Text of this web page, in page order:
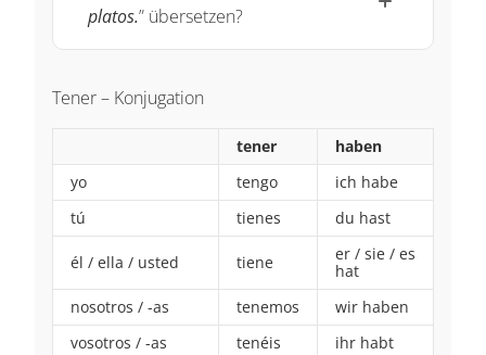
platos.” übersetzen?
Tener – Konjugation
tener
haben
yo
tengo
ich habe
tú
tienes du hast
él / ella / usted tiene
er / sie / es
hat
nosotros / -as
tenemos
wir haben
vosotros / -as
tenéis
ihr habt